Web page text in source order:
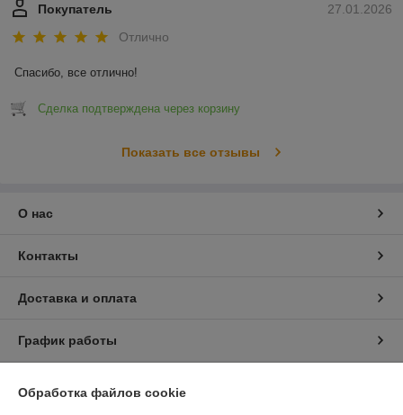
27.01.2026
Покупатель
Отлично
Спасибо, все отлично!
Сделка подтверждена через корзину
Показать все отзывы
О нас
Контакты
Доставка и оплата
График работы
Обработка файлов cookie